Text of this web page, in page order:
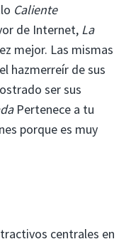
Caliente
de Internet, La
mejor. Las mismas
hazmerreír de sus
ser sus
Pertenece a tu
porque es muy
centrales en